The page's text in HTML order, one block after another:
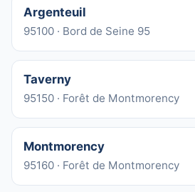
Argenteuil
95100 · Bord de Seine 95
Taverny
95150 · Forêt de Montmorency
Montmorency
95160 · Forêt de Montmorency